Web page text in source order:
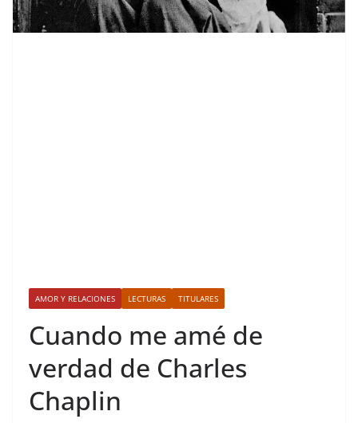
AMOR Y RELACIONES LECTURAS TITULARES
Cuando me amé de
verdad de Charles
Chaplin